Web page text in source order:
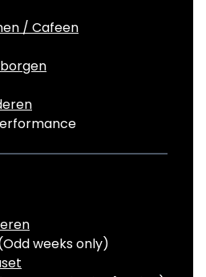
/ Cafeen
weeks only)